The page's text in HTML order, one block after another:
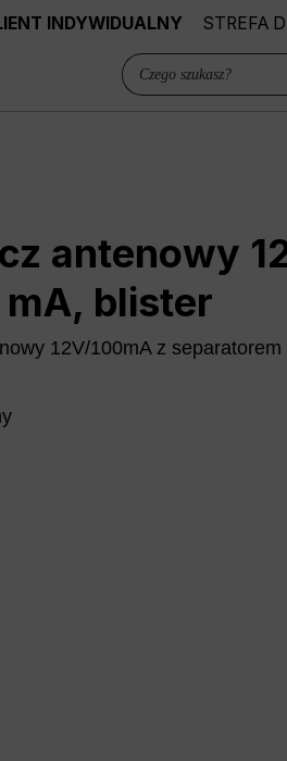
INDYWIDUALNY STREFA
antenowy
blister
12V/100mA z